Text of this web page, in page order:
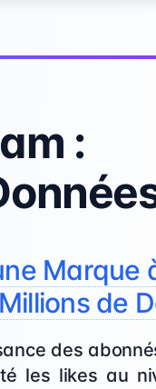
:
Marque
de
des
les likes au